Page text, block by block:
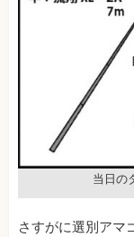
当日の
さすがに選別アマ